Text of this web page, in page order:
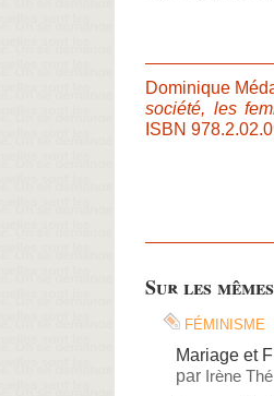
Dominique
société, les
ISBN
Sur les
féminisme
Mariage et
par Irène